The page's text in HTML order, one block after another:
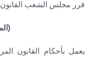
قرر مجلس الشعب القانون
يعمل بأحكام القانون